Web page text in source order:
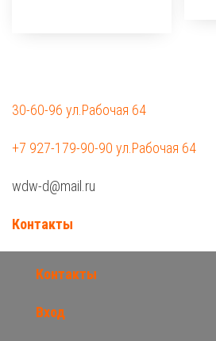
30-60-96 ул.Рабочая 64
+7 927-179-90-90 ул.Рабочая 64
wdw-d@mail.ru
Контакты
Контакты
Вход